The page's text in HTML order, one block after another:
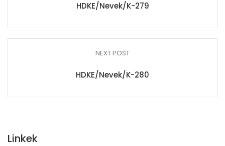
HDKE/Nevek/K-279
NEXT POST
HDKE/Nevek/K-280
Linkek